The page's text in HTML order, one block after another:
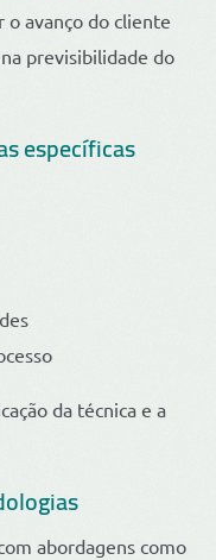
o avanço do cliente
previsibilidade do
específicas
da técnica e a
abordagens como